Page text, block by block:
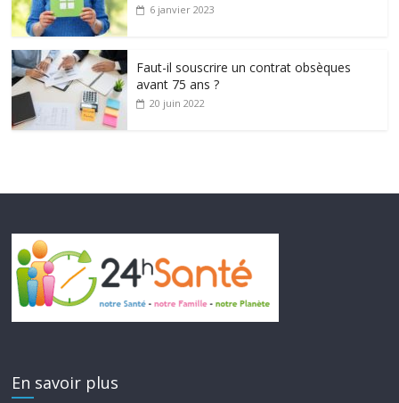
6 janvier 2023
Faut-il souscrire un contrat obsèques
avant 75 ans ?
20 juin 2022
En savoir plus